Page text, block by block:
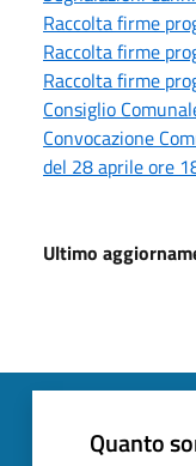
Raccolta firme
Raccolta firme
Raccolta firme
Consiglio
Convocazione
del 28 aprile ore
Ultimo
Quanto